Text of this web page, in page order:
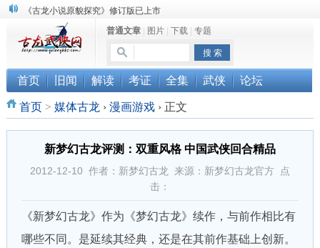
顾雪衣《古龙武侠小说知见录》上市
“武侠书库”查缺补漏活动圆满结束
《古龙小说原貌探究》修订版已上市
普通文章| 图片| 下载| 专题
首页 旧闻 解读 考证 全集 武侠 论坛
首页> 媒体古龙 › 漫画游戏 ›正文
新梦幻古龙评测：双重风格 中国武侠回合精品
2012-12-10 作者：新梦幻古龙 来源：新梦幻古龙官方 点
击：
《新梦幻古龙》作为《梦幻古龙》续作，与前作相比有
哪些不同。是延续其经典，还是在其前作基础上创新。